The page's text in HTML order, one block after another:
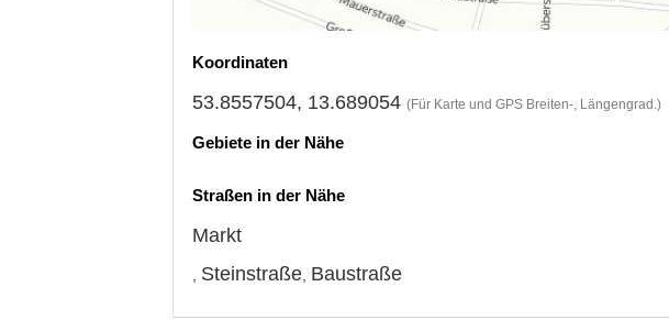
Koordinaten
53.8557504, 13.689054 (Für Karte und GPS Breiten-, Längengrad.)
Gebiete in der Nähe
Straßen in der Nähe
Markt
Steinstraße Baustraße